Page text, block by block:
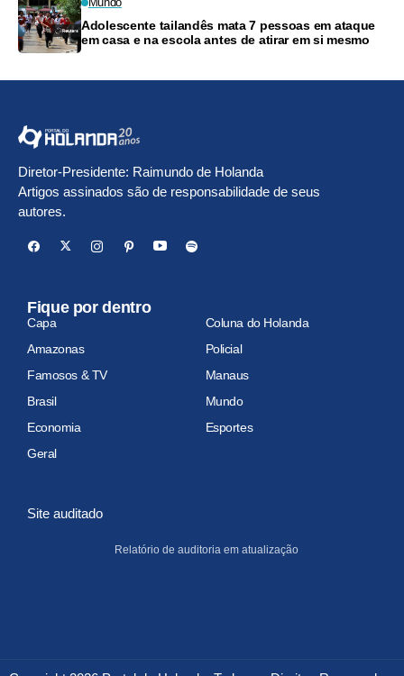
Adolescente tailandês mata 7 pessoas em ataque
em casa e na escola antes de atirar em si mesmo
Diretor-Presidente: Raimundo de Holanda
Artigos assinados são de responsabilidade de seus
autores.
Fique por dentro
Capa
Coluna do Holanda
Amazonas
Policial
Famosos & TV
Manaus
Brasil
Mundo
Economia
Esportes
Geral
Site auditado
Relatório de auditoria em atualização